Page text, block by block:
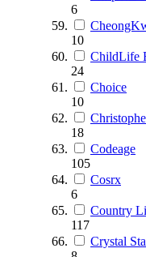
6
10
ChildLife
24
Choice
10
18
Codeage
105
Cosrx
6
Country
117
Crystal